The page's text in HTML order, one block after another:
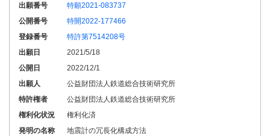
出願番号
特願2021-083737
公開番号
特開2022-177466
登録番号
特許第7514208号
出願日
2021/5/18
公開日
2022/12/1
出願人
公益財団法人鉄道総合技術研究所
特許権者
公益財団法人鉄道総合技術研究所
権利化状況
権利化済
発明の名称
地震計の冗長化構成方法